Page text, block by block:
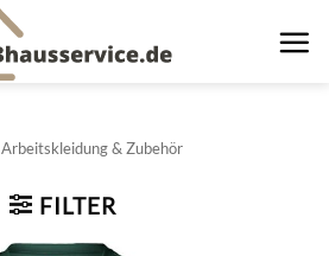
Arbeitskleidung & Zubehör
FILTER